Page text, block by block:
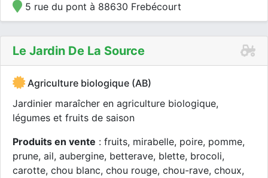
5 rue du pont à 88630 Frebécourt
Le Jardin De La Source
Agriculture biologique (AB)
Jardinier maraîcher en agriculture biologique,
légumes et fruits de saison
Produits en vente : fruits, mirabelle, poire, pomme,
prune, ail, aubergine, betterave, blette, brocoli,
carotte, chou blanc, chou rouge, chou-rave, choux,